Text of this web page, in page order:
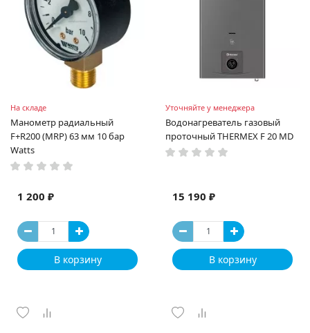
На складе
Манометр радиальный
F+R200 (MRP) 63 мм 10 бар
Watts
1 200 ₽
В корзину
Уточняйте у менеджера
Водонагреватель газовый
проточный THERMEX F 20 MD
15 190 ₽
В корзину